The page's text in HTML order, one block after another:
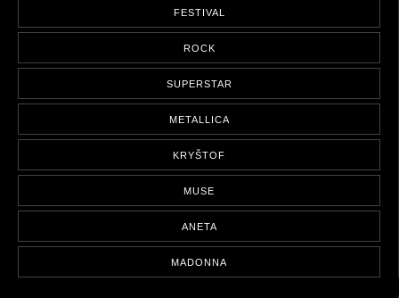
FESTIVAL
ROCK
SUPERSTAR
METALLICA
KRYŠTOF
MUSE
ANETA
MADONNA